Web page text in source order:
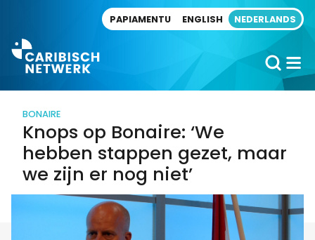
PAPIAMENTU ENGLISH NEDERLANDS
BONAIRE
Knops op Bonaire: ‘We
hebben stappen gezet, maar
we zijn er nog niet’